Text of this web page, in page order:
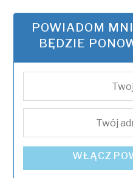
POWIADOM
BĘDZIE
WŁĄCZ